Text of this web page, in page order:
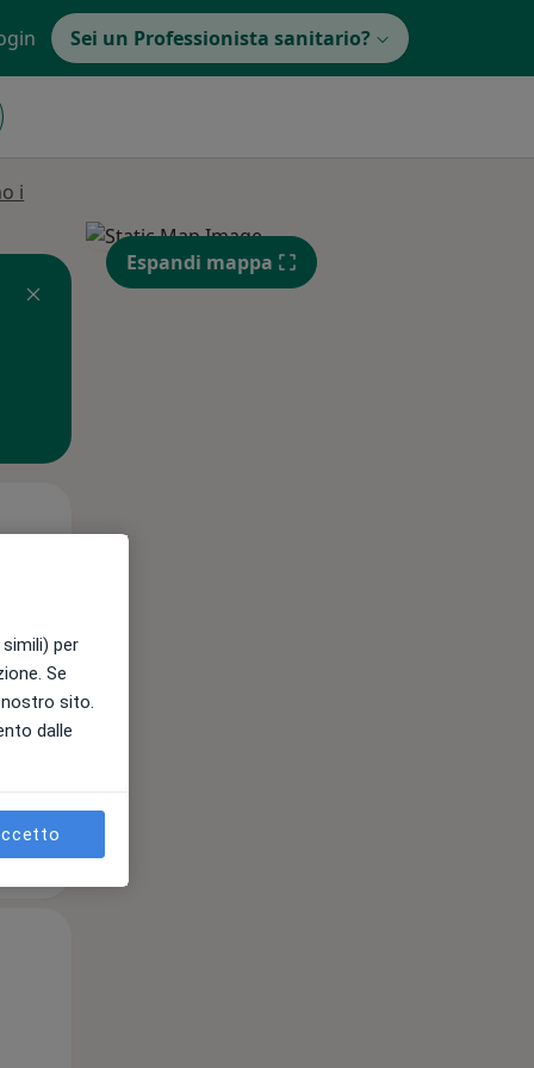
Sei un Professionista sanitario?
i
12 Ago
Espandi mappa
per
Se
sito.
dalle